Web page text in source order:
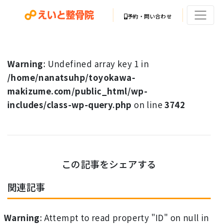
予約・問い合わせ
Warning: Undefined array key 1 in
/home/nanatsuhp/toyokawa-
makizume.com/public_html/wp-
includes/class-wp-query.php on line3742
この記事をシェアする
関連記事
Warning: Attempt to read property "ID" on null in